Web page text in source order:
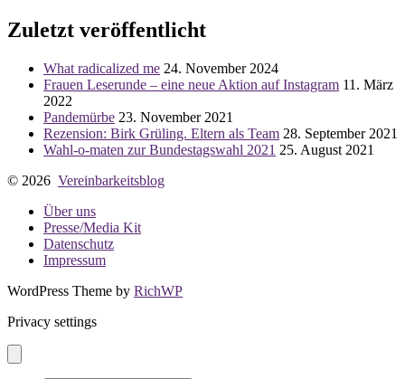
Zuletzt veröffentlicht
What radicalized me 24. November 2024
Frauen Leserunde – eine neue Aktion auf Instagram 11. März
2022
Pandemürbe 23. November 2021
Rezension: Birk Grüling. Eltern als Team 28. September 2021
Wahl-o-maten zur Bundestagswahl 2021 25. August 2021
© 2026 Vereinbarkeitsblog
Über uns
Presse/Media Kit
Datenschutz
Impressum
WordPress Theme by RichWP
Privacy settings